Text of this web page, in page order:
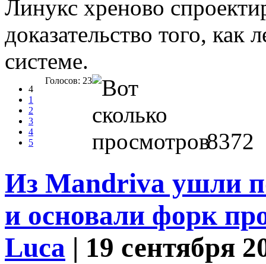
Линукс хреново
доказательство того, как
системе.
4
1
2
3
4
5
Голосов: 23
8372
Из Mandriva ушли
и основали форк
Luca | 19 сентября